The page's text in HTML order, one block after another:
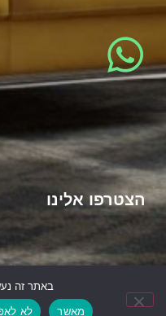
הצטרפו אלינו
הקמת האתר:משרד פרסוםBrain & Brand
באתר זה
מאשר
לא